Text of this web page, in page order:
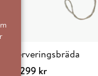
serveringsbräda
299 kr